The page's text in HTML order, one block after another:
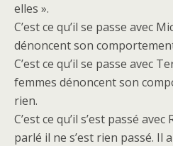
elles ».
C’est ce qu’il se passe avec
dénoncent son
C’est ce qu’il se passe avec
femmes dénoncent son
rien.
C’est ce qu’il s’est passé
parlé il ne s’est rien passé. Il